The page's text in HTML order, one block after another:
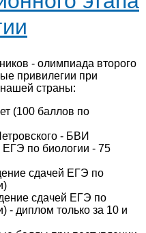
- олимпиада второго
привилегии при
страны:
(100 баллов по
- БВИ
по биологии - 75
сдачей ЕГЭ по
сдачей ЕГЭ по
- диплом только за 10 и